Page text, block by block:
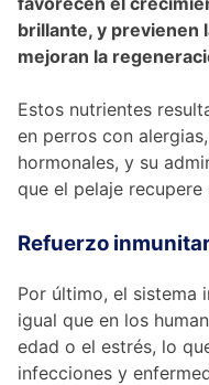
brillante, y previenen
mejoran la
Estos nutrientes
en perros con
hormonales, y su
que el pelaje
Refuerzo
Por último, el sistema
igual que en los
edad o el estrés, lo
infecciones y